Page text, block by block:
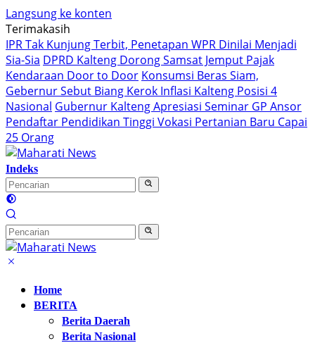
Langsung ke konten
Terimakasih
IPR Tak Kunjung Terbit, Penetapan WPR Dinilai Menjadi
Sia-Sia DPRD Kalteng Dorong Samsat Jemput Pajak
Kendaraan Door to Door Konsumsi Beras Siam,
Gebernur Sebut Biang Kerok Inflasi Kalteng Posisi 4
Nasional Gubernur Kalteng Apresiasi Seminar GP Ansor
Pendaftar Pendidikan Tinggi Vokasi Pertanian Baru Capai
25 Orang
Indeks
Home
BERITA
Berita Daerah
Berita Nasional